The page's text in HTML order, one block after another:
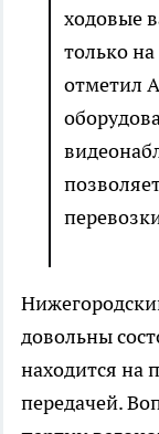
ходовые
только
отметил
довольны
находится на
передачей.